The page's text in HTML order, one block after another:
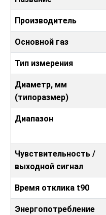
Производитель
Основной газ
Тип измерения
Диаметр, мм
(типоразмер)
Диапазон
Чувствительность /
выходной сигнал
Время отклика t90
Энергопотребление